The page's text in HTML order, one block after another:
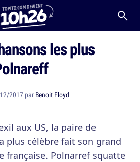
les plus
2017 par Benoit Floyd
aux US, la paire de
plus célèbre fait son grand
française. Polnarref squatte